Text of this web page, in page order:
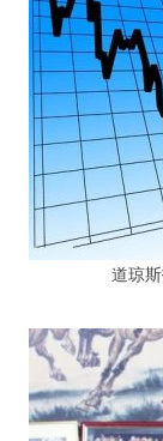
道琼